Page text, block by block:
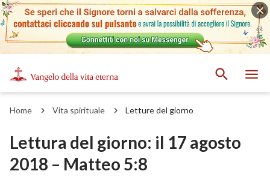
Home Vita spirituale Letture del giorno
Lettura del giorno: il 17 agosto
2018 – Matteo 5:8